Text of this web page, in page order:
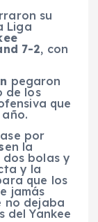
su
Liga
7-2, con
pegaron
de los
que
por
en la
bolas y
y la
que los
jamás
no dejaba
del Yankee